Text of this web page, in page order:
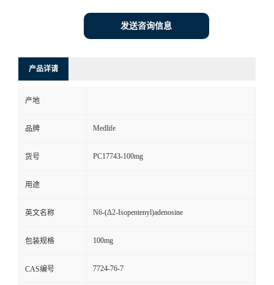
发送咨询信息
产品详请
产地
品牌 Medlife
货号 PC17743-100mg
用途
英文名称 N6-(Δ2-Isopentenyl)adenosine
包装规格 100mg
CAS编号 7724-76-7